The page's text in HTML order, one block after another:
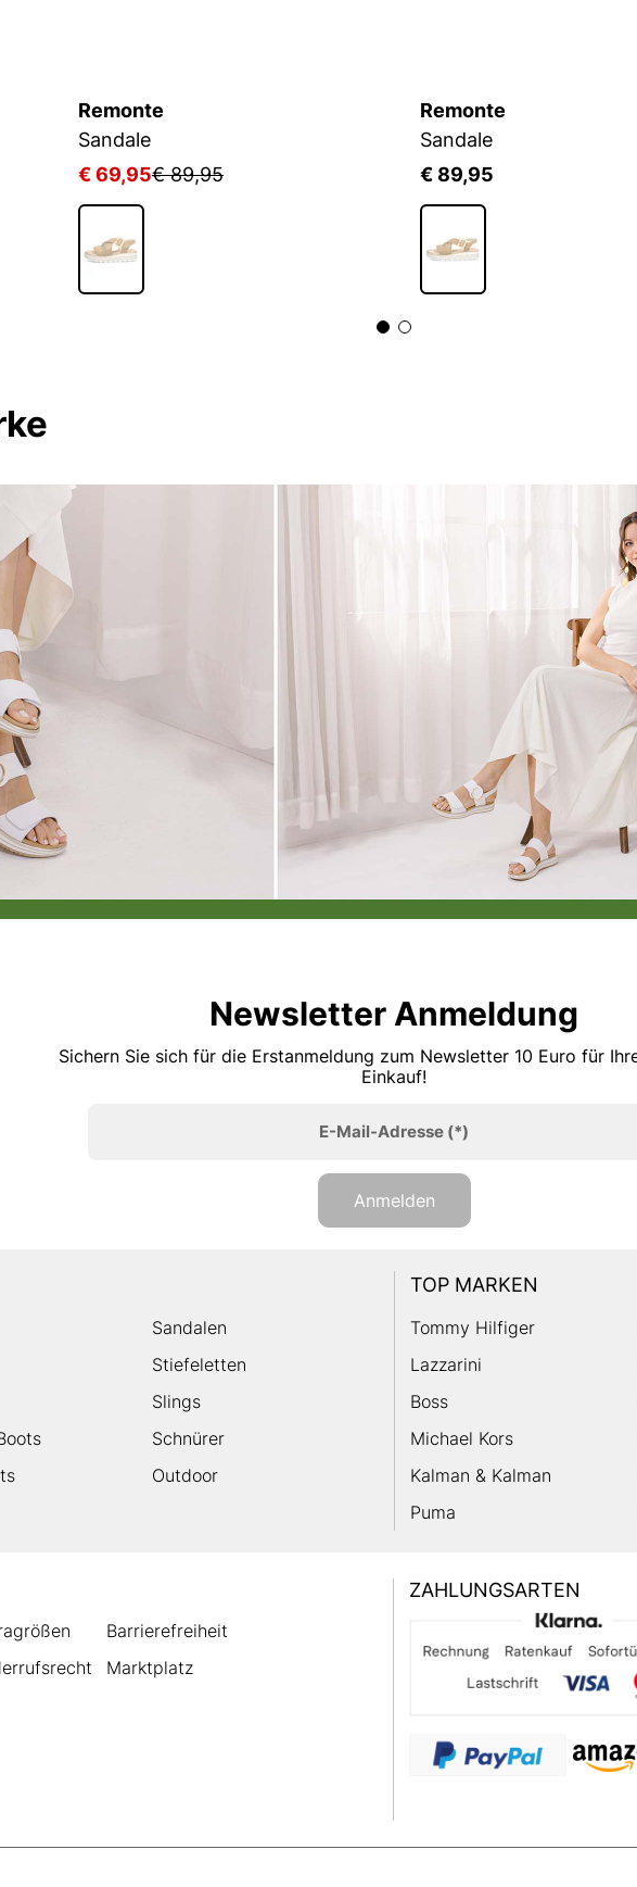
Remonte
Sandale
€ 69,95€ 89,95
Remonte
Sandale
€ 89,95
Newsletter Anmeldung
Sichern Sie sich für die Erstanmeldung zum Newsletter 10 Euro für
Einkauf!
E-Mail-Adresse(*)
Anmelden
Sandalen
Stiefeletten
Slings
Schnürer
Outdoor
TOP MARKEN
Tommy Hilfiger
Lazzarini
Boss
Michael Kors
Kalman & Kalman
Puma
Barrierefreiheit
Marktplatz
ZAHLUNGSARTEN